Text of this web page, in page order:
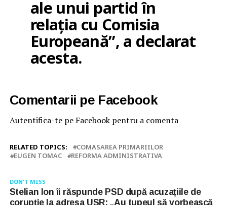
ale unui partid în
relația cu Comisia
Europeană”, a declarat
acesta.
Comentarii pe Facebook
Autentifica-te pe Facebook pentru a comenta
RELATED TOPICS:
COMASAREA PRIMARIILOR
EUGEN TOMAC
REFORMA ADMINISTRATIVA
DON'T MISS
Stelian Ion îi răspunde PSD după acuzațiile de
corupție la adresa USR: „Au tupeul să vorbească